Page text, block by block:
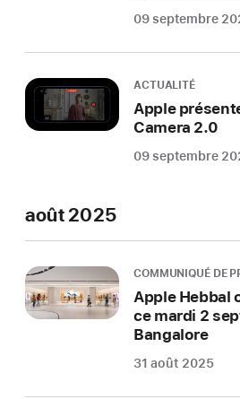
09 septembre
ACTUALITÉ
Apple
Camera 2.0
09 septembre
août 2025
COMMUNIQUÉ DE
Apple Hebbal
ce mardi 2
Bangalore
31 août 2025